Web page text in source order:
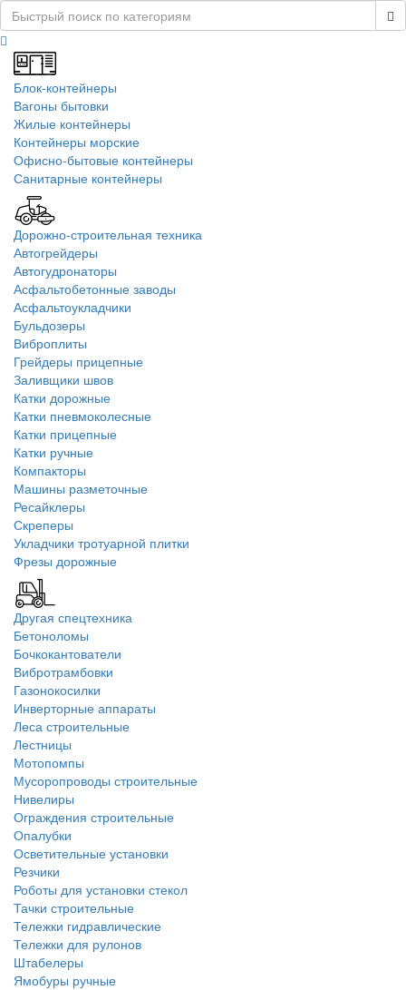
Блок-контейнеры
Вагоны бытовки
Жилые контейнеры
Контейнеры морские
Офисно-бытовые контейнеры
Санитарные контейнеры
Дорожно-строительная техника
Автогрейдеры
Автогудронаторы
Асфальтобетонные заводы
Асфальтоукладчики
Бульдозеры
Виброплиты
Грейдеры прицепные
Заливщики швов
Катки дорожные
Катки пневмоколесные
Катки прицепные
Катки ручные
Компакторы
Машины разметочные
Ресайклеры
Скреперы
Укладчики тротуарной плитки
Фрезы дорожные
Другая спецтехника
Бетоноломы
Бочкокантователи
Вибротрамбовки
Газонокосилки
Инверторные аппараты
Леса строительные
Лестницы
Мотопомпы
Мусоропроводы строительные
Нивелиры
Ограждения строительные
Опалубки
Осветительные установки
Резчики
Роботы для установки стекол
Тачки строительные
Тележки гидравлические
Тележки для рулонов
Штабелеры
Ямобуры ручные